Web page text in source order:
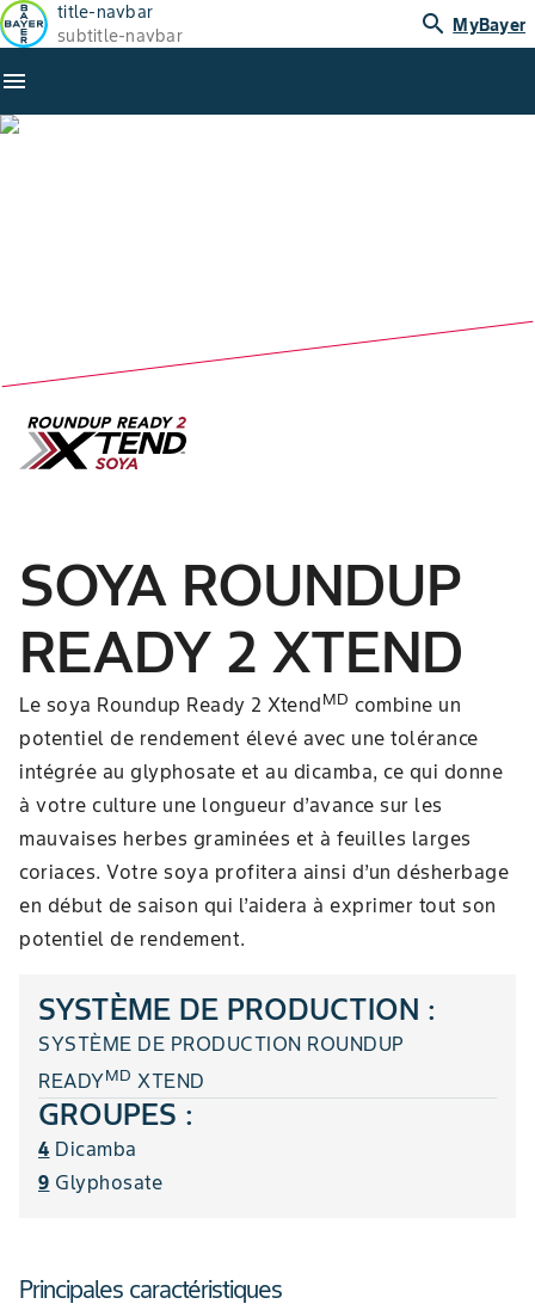
title-navbar
subtitle-navbar
search MyBayer
menu
SOYA ROUNDUP
READY 2 XTEND
Le soya Roundup Ready 2 XtendMD combine un
potentiel de rendement élevé avec une tolérance
intégrée au glyphosate et au dicamba, ce qui donne
à votre culture une longueur d’avance sur les
mauvaises herbes graminées et à feuilles larges
coriaces. Votre soya profitera ainsi d’un désherbage
en début de saison qui l’aidera à exprimer tout son
potentiel de rendement.
SYSTÈME DE PRODUCTION :
SYSTÈME DE PRODUCTION ROUNDUP
READYMD XTEND
GROUPES :
4 Dicamba
9 Glyphosate
Principales caractéristiques